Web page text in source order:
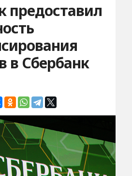
предоставил
в Сбербанк